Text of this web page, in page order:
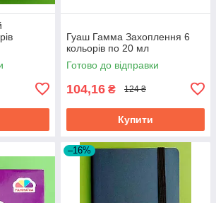
Гуаш Гамма Захоплення 6
кольорів по 20 мл
Готово до відправки
104,16 ₴ 124 ₴
Купити
–16%